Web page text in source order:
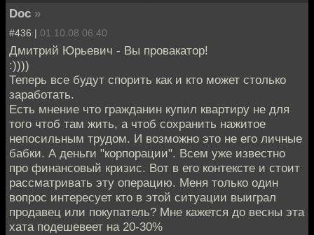
Doc »
#436 | 01.10.08 06:40
Дмитрий Юрьевич - Вы провакатор!
:))))
Теперь все будут спорить как и кто может столько
заработать.
Есть мнение что гражданин купил квартиру не для
того чтоб там жить, а чтоб сохранить нажитое
непосильным трудом. И возможно это не его личные
бабки. А деньги "корпорации". Всем уже известно
про финансовый кризис. Вот в его контексте и стоит
рассматривать эту операцию. Меня только один
вопрос интересует кто в этой ситуации выиграл
продавец или покупатель? Мне кажется до весны эта
хата подешевеет на 20-30%